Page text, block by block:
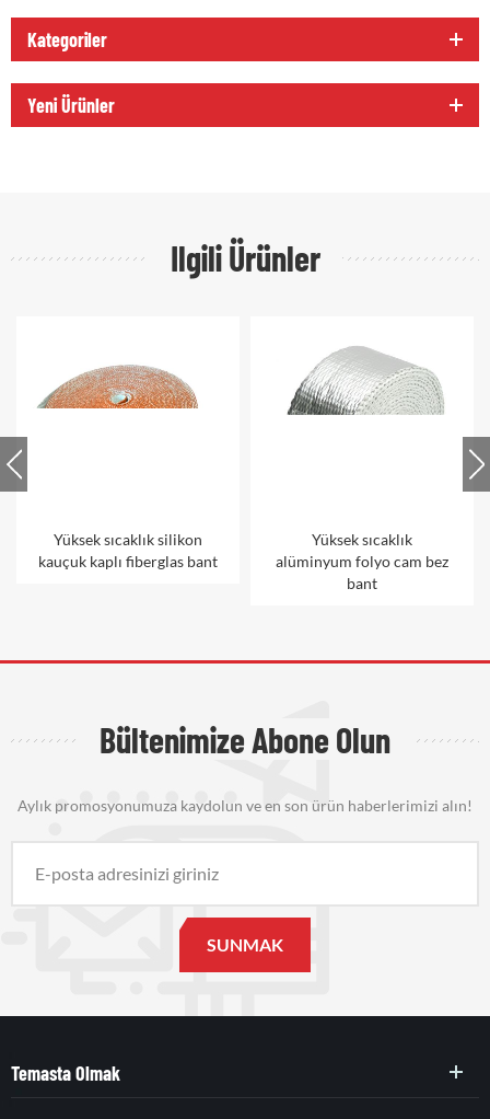
Kategoriler
Yeni Ürünler
Ilgili Ürünler
Yüksek sıcaklık silikon
kauçuk kaplı fiberglas bant
Yüksek sıcaklık
alüminyum folyo cam bez
bant
Bültenimize Abone Olun
Aylık promosyonumuza kaydolun ve en son ürün haberlerimizi alın!
Temasta Olmak